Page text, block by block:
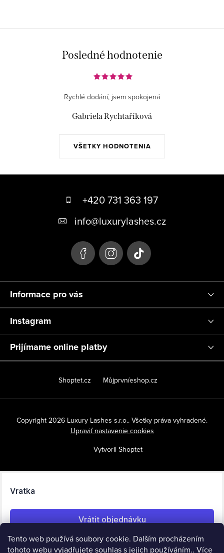
Tento web používá soubory cookie. Dalším procházením
tohoto webu vyjadřujete souhlas s jejich používáním.. Více
Posledné hodnotenie
VŠETKY HODNOTENIA
Rychlé dodání, jsem spokojená
Gabriela Rychtaříková
e
+420 731 363 197
info@luxurylashes.cz
Informace pro vás
Instagram
Prijímame online platby
Shoptet.cz Můjprvníeshop.cz
Vytvoril Shoptet
Copyright 2026 Luxury Lashes s.r.o.. Všetky práva vyhradené.
Upraviť nastavenie cookies